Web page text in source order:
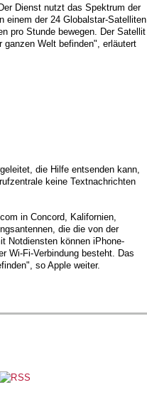
Dienst nutzt das Spektrum der
einem der 24 Globalstar-Satelliten
pro Stunde bewegen. Der Satellit
Welt befinden", erläutert
die Hilfe entsenden kann,
keine Textnachrichten
in Concord, Kalifornien,
die die von der
Notdiensten können iPhone-
Wi-Fi-Verbindung besteht. Das
so Apple weiter.